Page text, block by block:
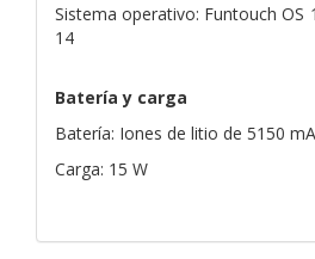
Sistema operativo: Funtouch OS
14
Batería y carga
Batería: Iones de litio de 5150
Carga: 15 W